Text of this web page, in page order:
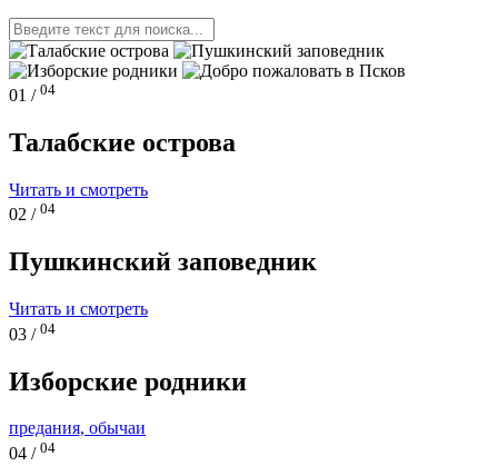
01 / 04
Талабские острова
Читать и смотреть
02 / 04
Пушкинский заповедник
Читать и смотреть
03 / 04
Изборские родники
предания, обычаи
04 / 04